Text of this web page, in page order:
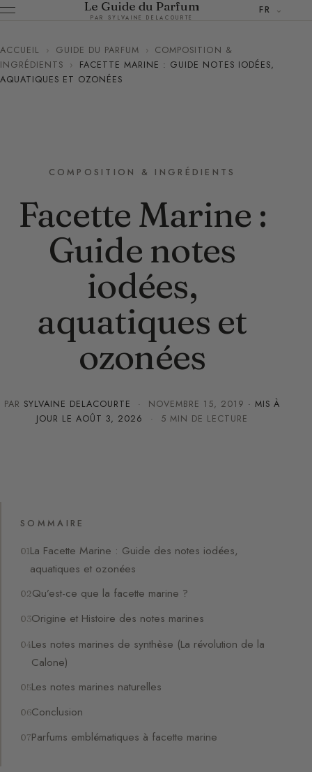
Le Guide du Parfum
PAR SYLVAINE DELACOURTE
FR
ACCUEIL › GUIDE DU PARFUM › COMPOSITION &
INGRÉDIENTS
›
FACETTE MARINE : GUIDE NOTES IODÉES,
AQUATIQUES ET OZONÉES
COMPOSITION & INGRÉDIENTS
Facette Marine :
Guide notes
iodées,
aquatiques et
ozonées
PAR SYLVAINE DELACOURTE · NOVEMBRE 15, 2019 · MIS À
JOUR LEAOÛT 3, 2026 · 5 MIN DE LECTURE
SOMMAIRE
La Facette Marine : Guide des notes iodées,
aquatiques et ozonées
Qu’est-ce que la facette marine ?
Origine et Histoire des notes marines
Les notes marines de synthèse (La révolution de la
Calone)
Les notes marines naturelles
Conclusion
Parfums emblématiques à facette marine